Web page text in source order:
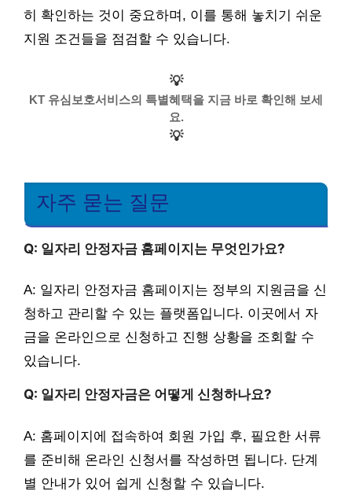
히 확인하는 것이 중요하며, 이를 통해 놓치기 쉬운
지원 조건들을 점검할 수 있습니다.
💡
KT 유심보호서비스의 특별혜택을 지금 바로 확인해 보세
요.
💡
자주 묻는 질문
Q: 일자리 안정자금 홈페이지는 무엇인가요?
A: 일자리 안정자금 홈페이지는 정부의 지원금을 신
청하고 관리할 수 있는 플랫폼입니다. 이곳에서 자
금을 온라인으로 신청하고 진행 상황을 조회할 수
있습니다.
Q: 일자리 안정자금은 어떻게 신청하나요?
A: 홈페이지에 접속하여 회원 가입 후, 필요한 서류
를 준비해 온라인 신청서를 작성하면 됩니다. 단계
별 안내가 있어 쉽게 신청할 수 있습니다.